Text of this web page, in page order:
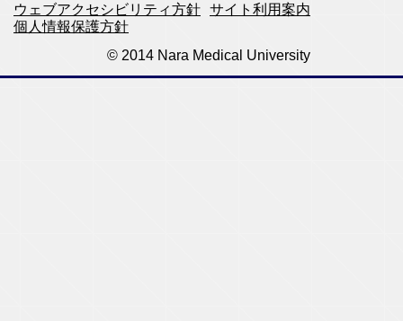
ウェブアクセシビリティ方針 サイト利用案内
個人情報保護方針
© 2014 Nara Medical University